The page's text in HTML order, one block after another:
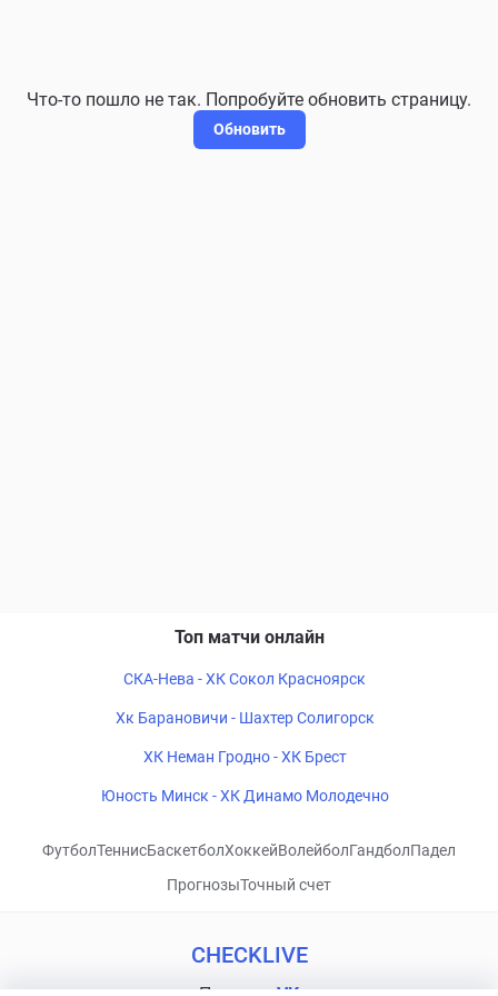
Что-то пошло не так. Попробуйте обновить страницу.
Обновить
Топ матчи онлайн
СКА-Нева - ХК Сокол Красноярск
Хк Барановичи - Шахтер Солигорск
ХК Неман Гродно - ХК Брест
Юность Минск - ХК Динамо Молодечно
ФутболТеннисБаскетболХоккейВолейболГандболПадел
ПрогнозыТочный счет
CHECKLIVE